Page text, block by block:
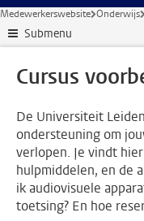
Medewerkerswebsite Onderwijs
Submenu
Cursus
De Universiteit
ondersteuning om
verlopen. Je vindt
hulpmiddelen, en de
ik audiovisuele
toetsing? En hoe